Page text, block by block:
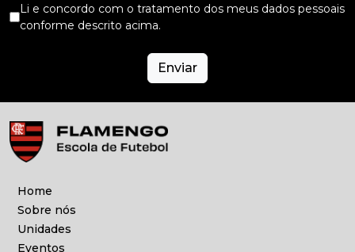
Li e concordo com o tratamento dos meus dados pessoais
conforme descrito acima.
Home
Sobre nós
Unidades
Eventos